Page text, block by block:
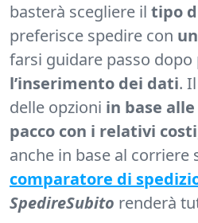
basterà scegliere il tipo
preferisce spedire con
farsi guidare passo dopo
l’inserimento dei dati.
delle opzioni in base
pacco con i relativi costi
anche in base al corriere
comparatore di
SpedireSubito renderà